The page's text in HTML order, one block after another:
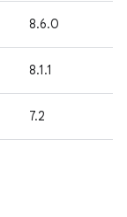
8.6.0
8.1.1
7.2